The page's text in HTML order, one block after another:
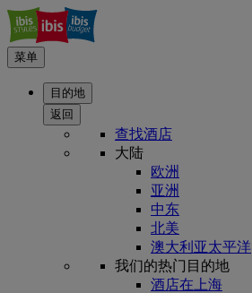
菜单
目的地
返回
查找酒店
大陆
欧洲
亚洲
中东
北美
澳大利亚太平洋
我们的热门目的地
酒店在上海